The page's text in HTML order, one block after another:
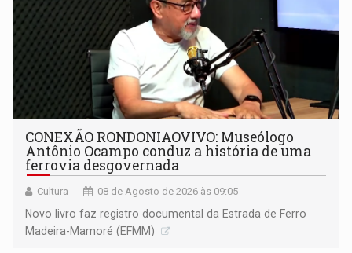
CONEXÃO RONDONIAOVIVO: Museólogo
Antônio Ocampo conduz a história de uma
ferrovia desgovernada
Cultura 08 de Agosto de 2026 às 09:05
Novo livro faz registro documental da Estrada de Ferro
Madeira-Mamoré (EFMM)